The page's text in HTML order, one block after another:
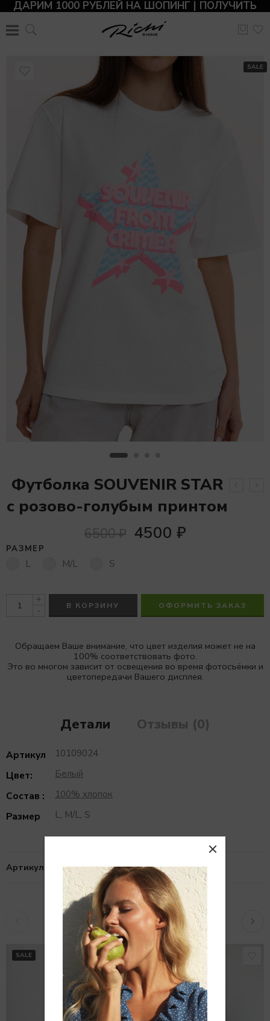
ДАРИМ 1000 РУБЛЕЙ НА ШОПИНГ | ПОЛУЧИТЬ
SALE
Футболка SOUVENIR STAR
с розово-голубым принтом
6500₽ 4500 ₽
РАЗМЕР
L M/L S
+
-
В КОРЗИНУ ОФОРМИТЬ ЗАКАЗ
Обращаем Ваше внимание, что цвет изделия может не на
100% соответствовать фото.
Это во многом зависит от освещения во время фотосъёмки и
цветопередачи Вашего дисплея.
Детали Отзывы (0)
Артикул
10109024
Цвет:
Белый
Состав :
100% хлопок
Размер
L, M/L, S
Артикул: 10109024
Похожие товары
SALE SALE